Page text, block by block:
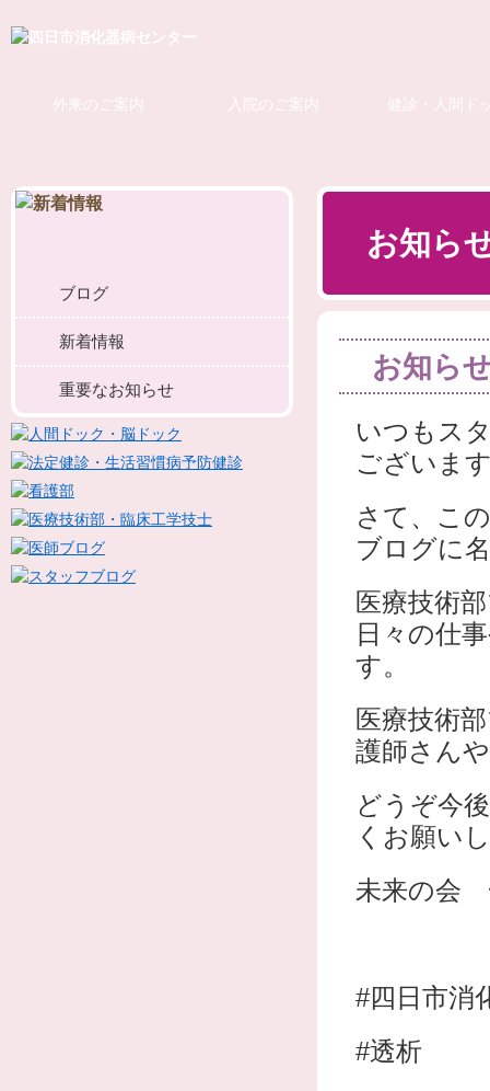
外来のご案内 入院のご案内 健診・人間ド
お知ら
お知ら
いつもス
ございま
さて、こ
ブログに
医療技術
日々の仕
す。
医療技術
護師さん
どうぞ今
くお願い
未来の会
#四日市消
#透析
ブログ
新着情報
重要なお知らせ